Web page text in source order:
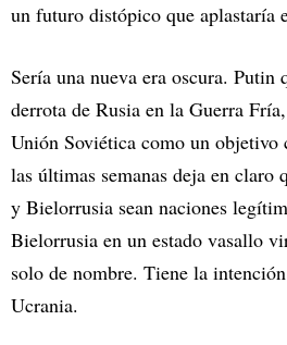
un futuro distópico que aplastaría
Sería una nueva era oscura. Putin
derrota de Rusia en la Guerra
Unión Soviética como un objetivo
las últimas semanas deja en claro
y Bielorrusia sean naciones
Bielorrusia en un estado vasallo
solo de nombre. Tiene la
Ucrania.